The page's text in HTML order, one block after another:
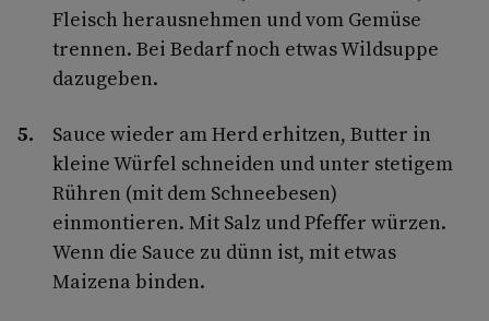
Fleisch herausnehmen und vom Gemüse
trennen. Bei Bedarf noch etwas Wildsuppe
dazugeben.
Sauce wieder am Herd erhitzen, Butter in
kleine Würfel schneiden und unter stetigem
Rühren (mit dem Schneebesen)
einmontieren. Mit Salz und Pfeffer würzen.
Wenn die Sauce zu dünn ist, mit etwas
Maizena binden.